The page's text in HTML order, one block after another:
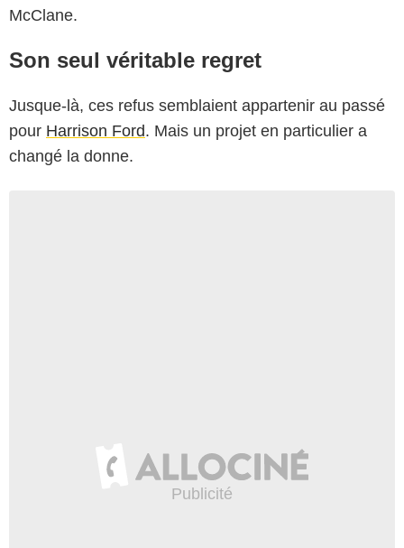
McClane.
Son seul véritable regret
Jusque-là, ces refus semblaient appartenir au passé
pour Harrison Ford. Mais un projet en particulier a
changé la donne.